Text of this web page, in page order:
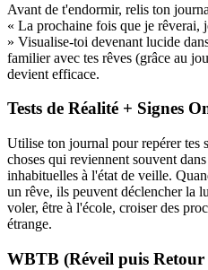
Avant de t'endormir, relis ton
« La prochaine fois que je rêverai,
» Visualise-toi devenant lucide
familier avec tes rêves (grâce au
devient efficace.
Tests de Réalité + Signes
Utilise ton journal pour repérer tes
choses qui reviennent souvent
inhabituelles à l'état de veille.
un rêve, ils peuvent déclencher la
voler, être à l'école, croiser des
étrange.
WBTB (Réveil puis